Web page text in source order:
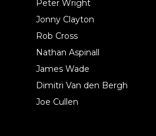
Peter Wright
Jonny Clayton
Rob Cross
Nathan Aspinall
James Wade
Dimitri Van den Bergh
Joe Cullen